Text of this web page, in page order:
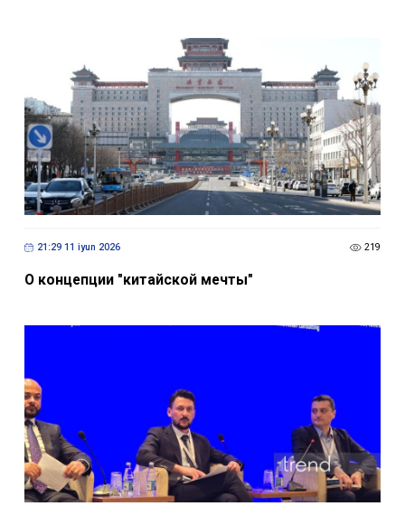
21:29 11 iyun 2026 219
О концепции "китайской мечты"